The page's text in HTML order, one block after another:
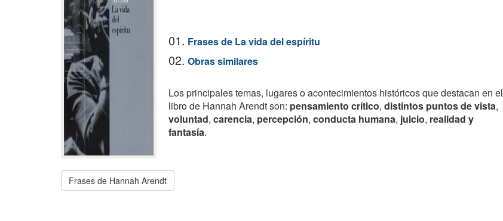
01. Frases de La vida del espíritu
02. Obras similares
Los principales temas, lugares o acontecimientos históricos que destacan en el
libro de Hannah Arendt son: pensamiento crítico, distintos puntos de vista,
voluntad, carencia, percepción, conducta humana, juicio, realidad y
fantasía.
Frases de Hannah Arendt